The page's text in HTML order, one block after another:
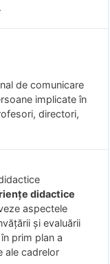
de comunicare
implicate în
directori,
didactice
aspectele
şi evaluării
prim plan a
ale cadrelor